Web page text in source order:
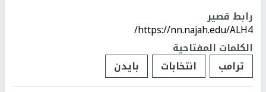
رابط قصير
https://nn.najah.edu/ALH4/
الكلمات المفتاحية
ترامب
انتخابات بايدن